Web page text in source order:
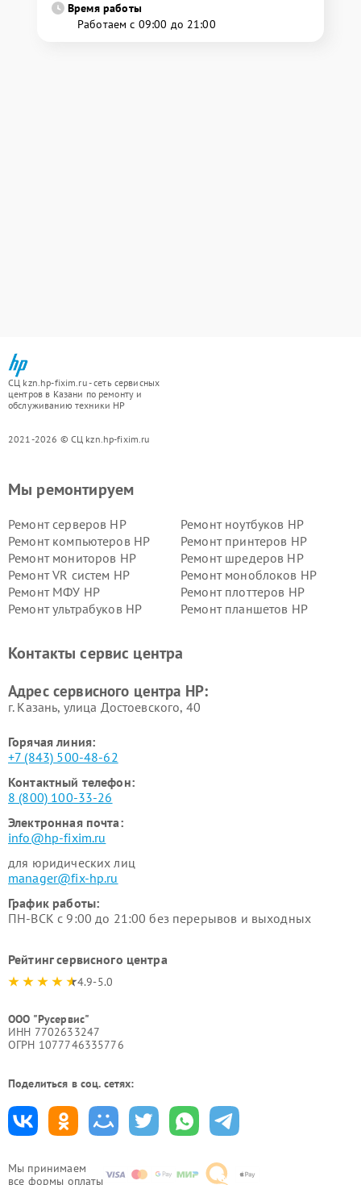
Время работы
Работаем с 09:00 до 21:00
СЦ kzn.hp-fixim.ru - сеть сервисных
центров в Казани по ремонту и
обслуживанию техники HP
2021-2026 © СЦ kzn.hp-fixim.ru
Мы принимаем
все формы оплаты
Мы ремонтируем
Ремонт серверов HP
Ремонт ноутбуков HP
Ремонт компьютеров HP
Ремонт принтеров HP
Ремонт мониторов HP
Ремонт шредеров HP
Ремонт VR систем HP
Ремонт моноблоков HP
Ремонт МФУ HP
Ремонт плоттеров HP
Ремонт ультрабуков HP
Ремонт планшетов HP
Контакты сервис центра
Адрес сервисного центра HP:
г. Казань, улица Достоевского, 40
Горячая линия:
+7 (843) 500-48-62
Контактный телефон:
8 (800) 100-33-26
Электронная почта:
info@hp-fixim.ru
для юридических лиц
manager@fix-hp.ru
График работы:
ПН-ВСК с 9:00 до 21:00 без перерывов и выходных
Рейтинг сервисного центра
4.9-5.0
ООО "Русервис"
ИНН 7702633247
ОГРН 1077746335776
Поделиться в соц. сетях: